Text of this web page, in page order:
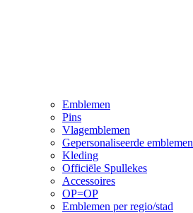
Emblemen
Pins
Vlagemblemen
Gepersonaliseerde emblemen
Kleding
Officiële Spullekes
Accessoires
OP=OP
Emblemen per regio/stad